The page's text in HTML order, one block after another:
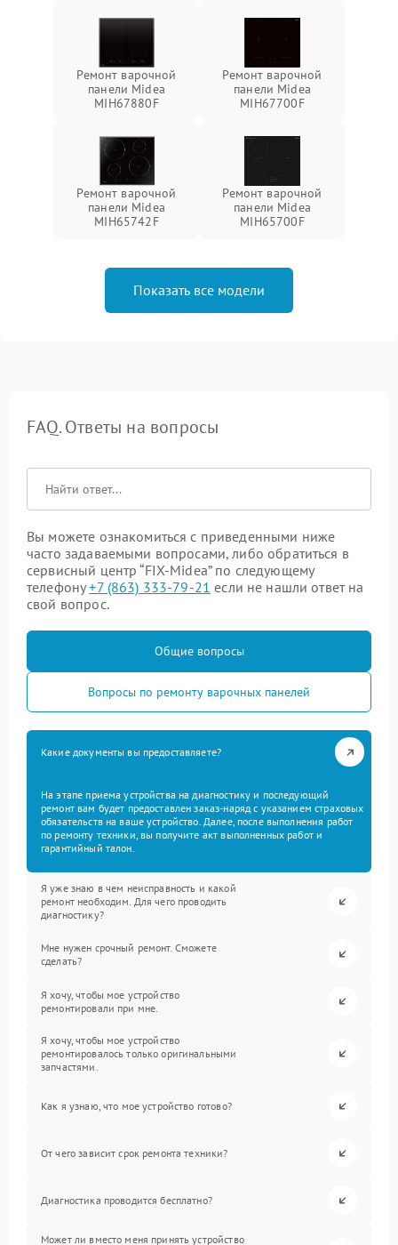
Ремонт варочной
панели Midea
MIH67880F
Ремонт варочной
панели Midea
MIH67700F
Ремонт варочной
панели Midea
MIH65742F
Ремонт варочной
панели Midea
MIH65700F
Показать все модели
FAQ. Ответы на вопросы
Вы можете ознакомиться с приведенными ниже
часто задаваемыми вопросами, либо обратиться в
сервисный центр “FIX-Midea” по следующему
телефону+7 (863) 333-79-21 если не нашли ответ на
свой вопрос.
Общие вопросы
Вопросы по ремонту варочных панелей
Какие документы вы предоставляете?
На этапе приема устройства на диагностику и последующий
ремонт вам будет предоставлен заказ-наряд с указанием страховых
обязательств на ваше устройство. Далее, после выполнения работ
по ремонту техники, вы получите акт выполненных работ и
гарантийный талон.
Я уже знаю в чем неисправность и какой
ремонт необходим. Для чего проводить
диагностику?
Мне нужен срочный ремонт. Сможете
сделать?
Я хочу, чтобы мое устройство
ремонтировали при мне.
Я хочу, чтобы мое устройство
ремонтировалось только оригинальными
запчастями.
Как я узнаю, что мое устройство готово?
От чего зависит срок ремонта техники?
Диагностика проводится бесплатно?
Может ли вместо меня принять устройство